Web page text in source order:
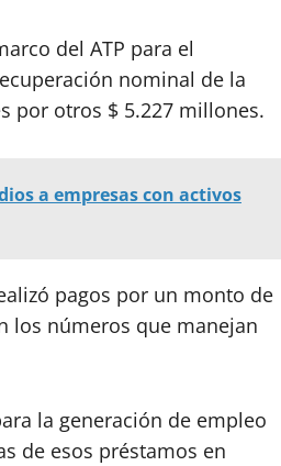
del ATP para el
nominal de la
por otros $ 5.227 millones.
a empresas con activos
pagos por un monto de
los números que manejan
la generación de empleo
de esos préstamos en